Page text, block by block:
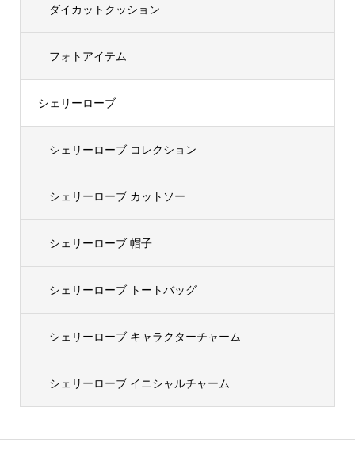
ダイカットクッション
フォトアイテム
シェリーローブ
シェリーローブ コレクション
シェリーローブ カットソー
シェリーローブ 帽子
シェリーローブ トートバッグ
シェリーローブ キャラクターチャーム
シェリーローブ イニシャルチャーム